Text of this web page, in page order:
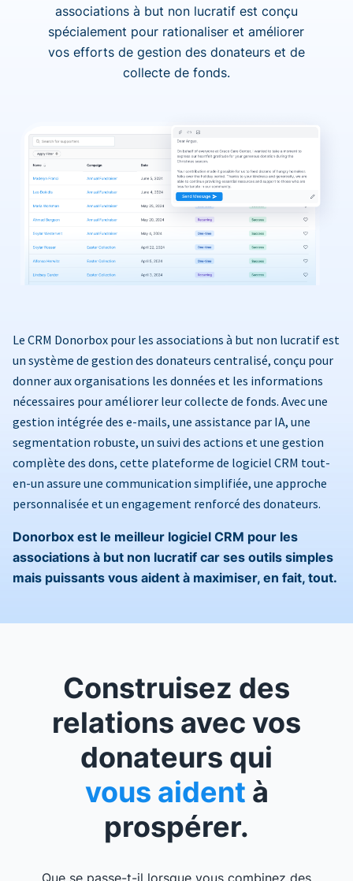
associations à but non lucratif est conçu
spécialement pour rationaliser et améliorer
vos efforts de gestion des donateurs et de
collecte de fonds.
Le CRM Donorbox pour les associations à but non lucratif est
un système de gestion des donateurs centralisé, conçu pour
donner aux organisations les données et les informations
nécessaires pour améliorer leur collecte de fonds. Avec une
gestion intégrée des e-mails, une assistance par IA, une
segmentation robuste, un suivi des actions et une gestion
complète des dons, cette plateforme de logiciel CRM tout-
en-un assure une communication simplifiée, une approche
personnalisée et un engagement renforcé des donateurs.
Donorbox est le meilleur logiciel CRM pour les
associations à but non lucratif car ses outils simples
mais puissants vous aident à maximiser, en fait, tout.
Construisez des
relations avec vos
donateurs qui
vous aident à
prospérer.
Que se passe-t-il lorsque vous combinez des